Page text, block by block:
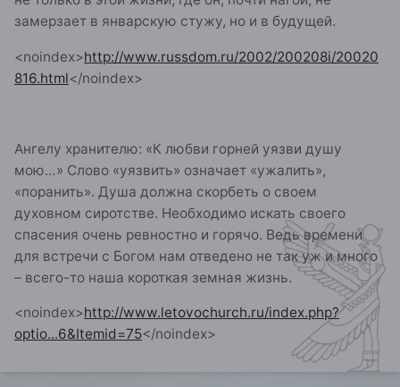
замерзает в январскую стужу, но и в будущей.
<noindex>http://www.russdom.ru/2002/200208i/20020
816.html</noindex>
Ангелу хранителю: «К любви горней уязви душу
мою…» Слово «уязвить» означает «ужалить»,
«поранить». Душа должна скорбеть о своем
духовном сиротстве. Необходимо искать своего
спасения очень ревностно и горячо. Ведь времени
для встречи с Богом нам отведено не так уж и много
– всего-то наша короткая земная жизнь.
<noindex>http://www.letovochurch.ru/index.php?
optio...6&Itemid=75</noindex>